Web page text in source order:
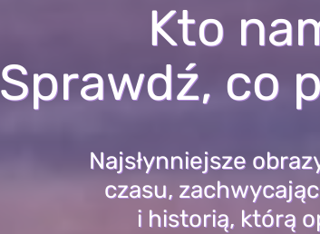
Kto
Sprawdź, co
Najsłynniejsze
czasu,
i historią, którą